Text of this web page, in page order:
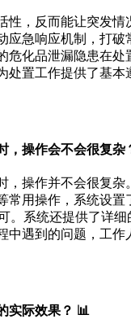
性，反而能让突发
急响应机制，打
化品泄漏隐患在
置工作提供了基
，操作会不会很复杂
操作并不会很复
常用操作，系统设
。系统还提供了详
遇到的问题，工
实际效果？ 📊